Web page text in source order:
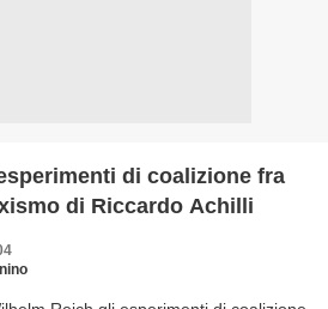
di coalizione fra
di Riccardo Achilli